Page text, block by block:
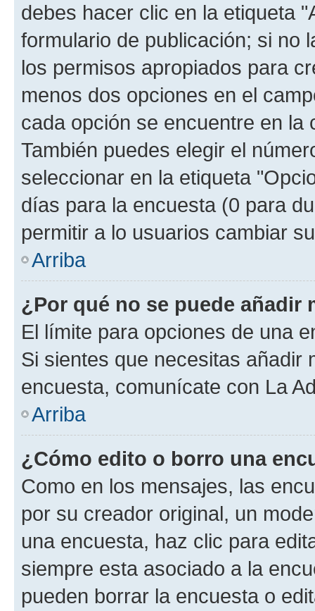
debes hacer clic en la etiqueta
formulario de publicación; si no
los permisos apropiados para
menos dos opciones en el
cada opción se encuentre en
También puedes elegir el
seleccionar en la etiqueta
días para la encuesta (0 para
permitir a lo usuarios cambiar
Arriba
¿Por qué no se puede añadir
El límite para opciones de una
Si sientes que necesitas añadir
encuesta, comunícate con La
Arriba
¿Cómo edito o borro una
Como en los mensajes, las
por su creador original, un
una encuesta, haz clic para
siempre esta asociado a la
pueden borrar la encuesta o